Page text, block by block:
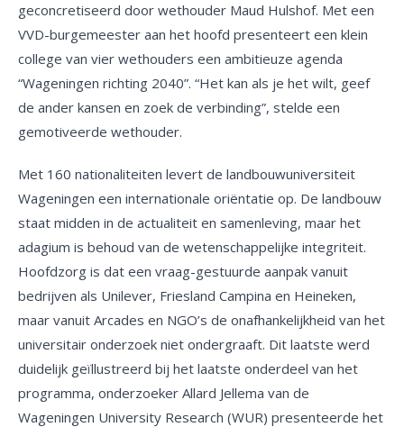
geconcretiseerd door wethouder Maud Hulshof. Met een
VVD-burgemeester aan het hoofd presenteert een klein
college van vier wethouders een ambitieuze agenda
“Wageningen richting 2040”. “Het kan als je het wilt, geef
de ander kansen en zoek de verbinding”, stelde een
gemotiveerde wethouder.
Met 160 nationaliteiten levert de landbouwuniversiteit
Wageningen een internationale oriëntatie op. De landbouw
staat midden in de actualiteit en samenleving, maar het
adagium is behoud van de wetenschappelijke integriteit.
Hoofdzorg is dat een vraag-gestuurde aanpak vanuit
bedrijven als Unilever, Friesland Campina en Heineken,
maar vanuit Arcades en NGO’s de onafhankelijkheid van het
universitair onderzoek niet ondergraaft. Dit laatste werd
duidelijk geïllustreerd bij het laatste onderdeel van het
programma, onderzoeker Allard Jellema van de
Wageningen University Research (WUR) presenteerde het